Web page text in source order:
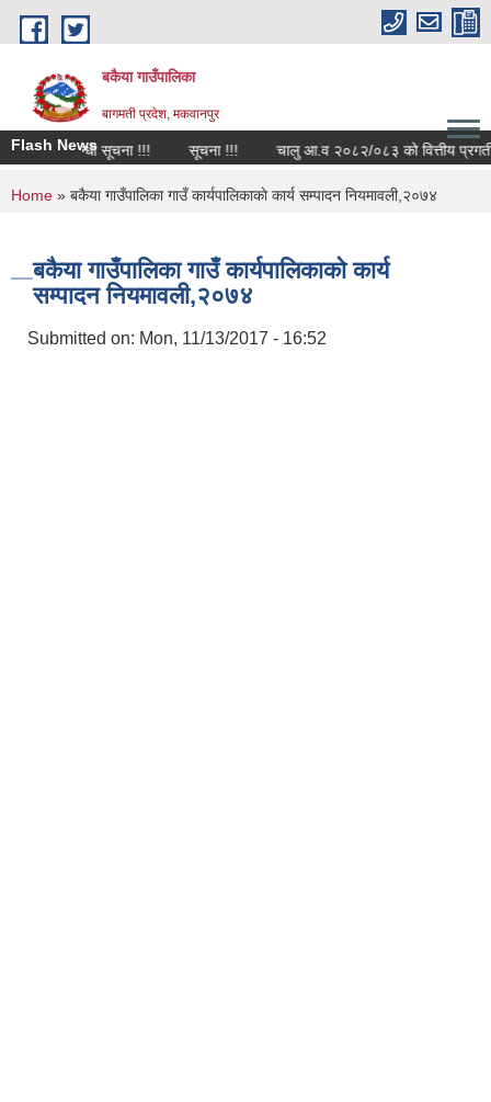
Skip to main content
बकैया गाउँपालिका
बागमती प्रदेश, मकवानपुर
Flash News
सम्बन्धी सूचना !!! सूचना !!! चालु आ.व २०८२/०८३ को वित्तीय प्रगती
You are here
Home » बकैया गाउँपालिका गाउँ कार्यपालिकाकाे कार्य सम्पादन नियमावली,२०७४
बकैया गाउँपालिका गाउँ कार्यपालिकाकाे कार्य
सम्पादन नियमावली,२०७४
Submitted on: Mon, 11/13/2017 - 16:52